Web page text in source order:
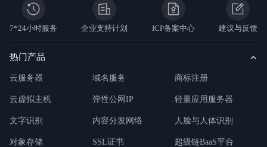
7*24小时服务 企业支持计划 ICP备案中心 建议与反馈
热门产品
云服务器 域名服务 商标注册
云虚拟主机 弹性公网IP 轻量应用服务器
文字识别 内容分发网络 人脸与人体识别
对象存储 SSL证书 超级链BaaS平台